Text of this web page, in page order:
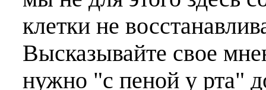
клетки не
Высказывайте свое
нужно "с пеной у рта"